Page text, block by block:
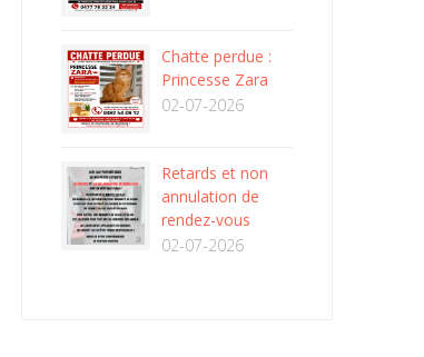
Chatte perdue :
Princesse Zara
02-07-2026
Retards et non
annulation de
rendez-vous
02-07-2026